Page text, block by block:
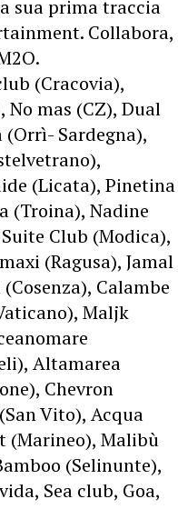
sua prima traccia
Collabora,
(Cracovia),
mas (CZ), Dual
Sardegna),
(Licata), Pinetina
(Troina), Nadine
Club (Modica),
(Ragusa), Jamal
Calambe
Maljk
Altamarea
Chevron
Vito), Acqua
(Marineo), Malibù
(Selinunte),
Sea club, Goa,